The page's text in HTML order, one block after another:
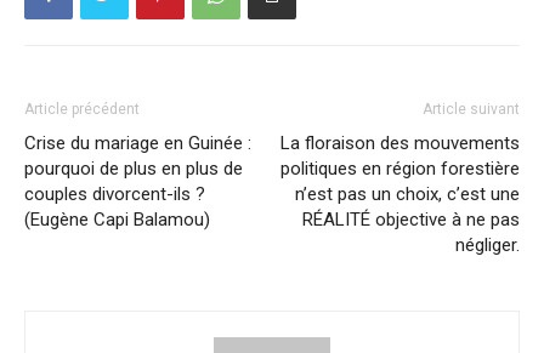
Article précédent
Crise du mariage en Guinée :
pourquoi de plus en plus de
couples divorcent-ils ?
(Eugène Capi Balamou)
Article suivant
La floraison des mouvements
politiques en région forestière
n’est pas un choix, c’est une
RÉALITÉ objective à ne pas
négliger.